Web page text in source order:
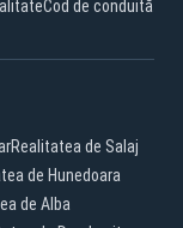
Cod de conduită
Realitatea de Salaj
de Hunedoara
de Alba